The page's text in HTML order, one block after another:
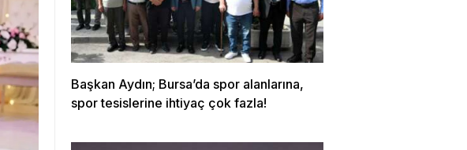
Başkan Aydın; Bursa’da spor alanlarına,
spor tesislerine ihtiyaç çok fazla!